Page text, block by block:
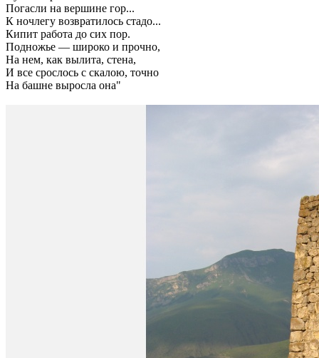
Погасли на вершине гор...
К ночлегу возвратилось стадо...
Кипит работа до сих пор.
Подножье — широко и прочно,
На нем, как вылита, стена,
И все срослось с скалою, точно
На башне выросла она"